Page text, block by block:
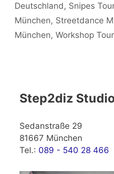
Deutschland , Snipes Tour
München, Streetdance
München, Workshop Tour
Step2diz
Sedanstraße 29
81667 München
Tel.: 089 - 540 28 466